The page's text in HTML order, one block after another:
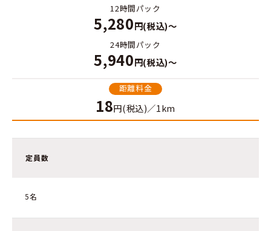
12時間パック
5,280円(税込)～
24時間パック
5,940円(税込)～
距離料金
18円(税込)／1km
定員数
5名